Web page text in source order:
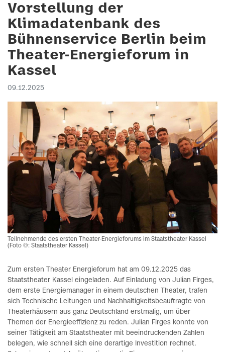
Vorstellung der
Klimadatenbank des
Bühnenservice Berlin beim
Theater-Energieforum in
Kassel
09.12.2025
Teilnehmende des ersten Theater-Energieforums im Staatstheater Kassel
(Foto ©: Staatstheater Kassel)
Zum ersten Theater Energieforum hat am 09.12.2025 das
Staatstheater Kassel eingeladen. Auf Einladung von Julian Firges,
dem erste Energiemanager in einem deutschen Theater, trafen
sich Technische Leitungen und Nachhaltigkeitsbeauftragte von
Theaterhäusern aus ganz Deutschland erstmalig, um über
Themen der Energieeffizienz zu reden. Julian Firges konnte von
seiner Tätigkeit am Staatstheater mit beeindruckenden Zahlen
belegen, wie schnell sich eine derartige Investition rechnet.